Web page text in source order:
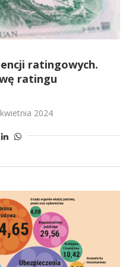
ratingowych.
ratingu
2024